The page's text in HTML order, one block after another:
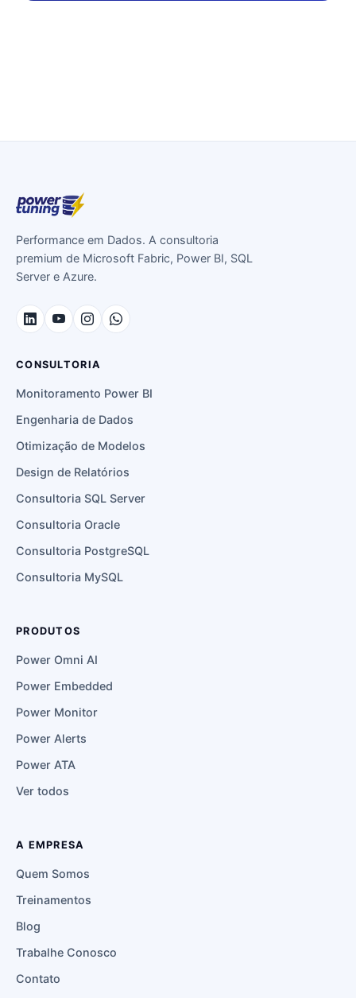
Performance em Dados. A consultoria
premium de Microsoft Fabric, Power BI, SQL
Server e Azure.
CONSULTORIA
Monitoramento Power BI
Engenharia de Dados
Otimização de Modelos
Design de Relatórios
Consultoria SQL Server
Consultoria Oracle
Consultoria PostgreSQL
Consultoria MySQL
PRODUTOS
Power Omni AI
Power Embedded
Power Monitor
Power Alerts
Power ATA
Ver todos
A EMPRESA
Quem Somos
Treinamentos
Blog
Trabalhe Conosco
Contato